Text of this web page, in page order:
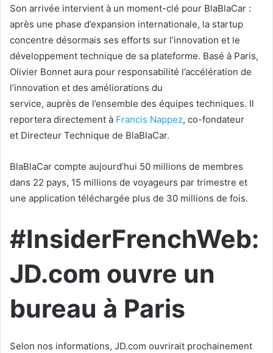
Son arrivée intervient à un moment-clé pour BlaBlaCar :
après une phase d’expansion internationale, la startup
concentre désormais ses efforts sur l’innovation et le
développement technique de sa plateforme. Basé à Paris,
Olivier Bonnet aura pour responsabilité l’accélération de
l’innovation et des améliorations du
service, auprès de l’ensemble des équipes techniques. Il
reportera directement à Francis Nappez, co-fondateur
et Directeur Technique de BlaBlaCar.
BlaBlaCar compte aujourd’hui 50 millions de membres
dans 22 pays, 15 millions de voyageurs par trimestre et
une application téléchargée plus de 30 millions de fois.
#InsiderFrenchWeb:
JD.com ouvre un
bureau à Paris
Selon nos informations, JD.com ouvrirait prochainement